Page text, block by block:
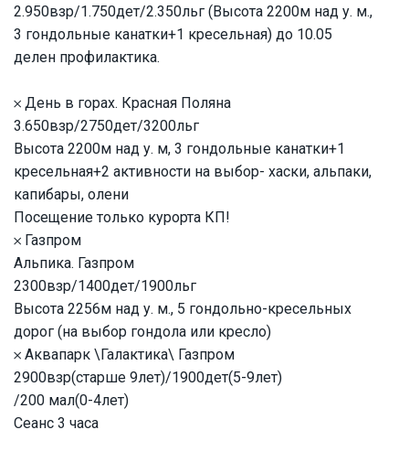
2.950взр/1.750дет/2.350льг (Высота 2200м над у. м.,
3 гондольные канатки+1 кресельная) до 10.05
делен профилактика.
𐄂 День в горах. Красная Поляна
3.650взр/2750дет/3200льг
Высота 2200м над у. м, 3 гондольные канатки+1
кресельная+2 активности на выбор- хаски, альпаки,
капибары, олени
Посещение только курорта КП!
𐄂 Газпром
Альпика. Газпром
2300взр/1400дет/1900льг
Высота 2256м над у. м., 5 гондольно-кресельных
дорог (на выбор гондола или кресло)
𐄂 Аквапарк \Галактика\ Газпром
2900взр(старше 9лет)/1900дет(5-9лет)
/200 мал(0-4лет)
Сеанс 3 часа